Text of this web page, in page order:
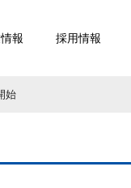
報 採用情報
始